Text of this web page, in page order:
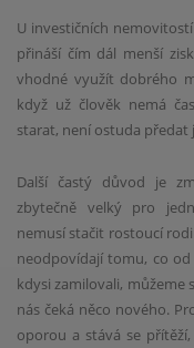
U investičních
přináší čím dál menší
vhodné využít dobrého
když už člověk nemá
starat, není ostuda předat
Další častý důvod je
zbytečně velký pro
nemusí stačit rostoucí
neodpovídají tomu, co
kdysi zamilovali, můžeme
nás čeká něco nového.
oporou a stává se